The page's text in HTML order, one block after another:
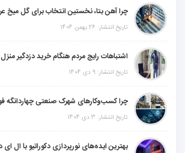
تاریخ انتشار: 26 بهمن 1404
اشتباهات رایج مردم هنگام خرید دزدگیر منزل
تاریخ انتشار: 9 دی 1404
تاریخ انتشار: 3 دی 1404